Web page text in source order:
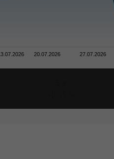
20.07.2026 27.07.2026
restrizioni alla
o una